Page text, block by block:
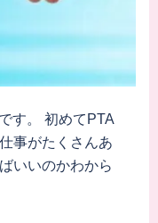
す。 初めてPTA
事がたくさんあ
いいのかわから